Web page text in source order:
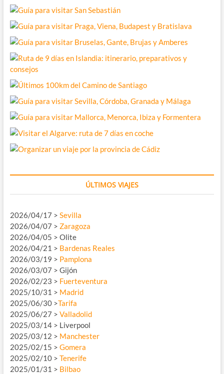
ÚLTIMOS VIAJES
2026/04/17 > Sevilla
2026/04/07 > Zaragoza
2026/04/05 > Olite
2026/04/21 > Bardenas Reales
2026/03/19 > Pamplona
2026/03/07 > Gijón
2026/02/23 > Fuerteventura
2025/10/31 > Madrid
2025/06/30 >Tarifa
2025/06/27 > Valladolid
2025/03/14 > Liverpool
2025/03/12 > Manchester
2025/02/15 > Gomera
2025/02/10 > Tenerife
2025/01/31 > Bilbao